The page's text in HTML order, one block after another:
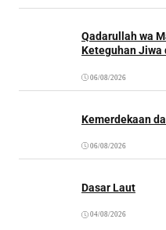
Qadarullah wa
Keteguhan Jiwa
06/08/2026
Kemerdekaan
06/08/2026
Dasar Laut
04/08/2026